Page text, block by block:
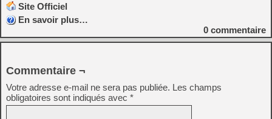
Site Officiel
En savoir plus…
0 commentaire
Commentaire ¬
Votre adresse e-mail ne sera pas publiée. Les champs
obligatoires sont indiqués avec *